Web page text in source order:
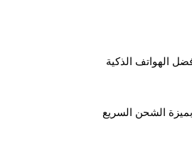
الهواتف الذكية